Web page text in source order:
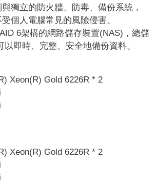
獨立的防火牆、防毒、備份系統，
個人電腦常見的風險侵害。
6架構的網路儲存裝置(NAS)，總儲
即時、完整、安全地備份資料。
Xeon(R) Gold 6226R * 2
Xeon(R) Gold 6226R * 2